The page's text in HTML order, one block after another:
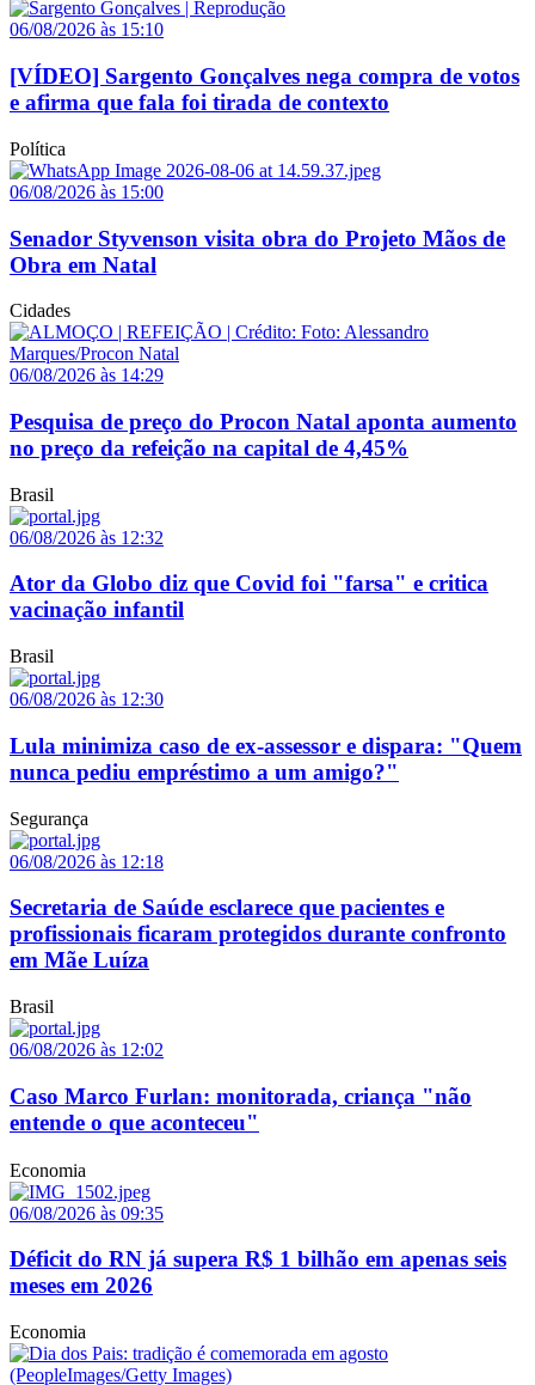
06/08/2026 às 15:10
[VÍDEO] Sargento Gonçalves nega compra de votos
e afirma que fala foi tirada de contexto
Política
06/08/2026 às 15:00
Senador Styvenson visita obra do Projeto Mãos de
Obra em Natal
Cidades
06/08/2026 às 14:29
Pesquisa de preço do Procon Natal aponta aumento
no preço da refeição na capital de 4,45%
Brasil
06/08/2026 às 12:32
Ator da Globo diz que Covid foi "farsa" e critica
vacinação infantil
Brasil
06/08/2026 às 12:30
Lula minimiza caso de ex-assessor e dispara: "Quem
nunca pediu empréstimo a um amigo?"
Segurança
06/08/2026 às 12:18
Secretaria de Saúde esclarece que pacientes e
profissionais ficaram protegidos durante confronto
em Mãe Luíza
Brasil
06/08/2026 às 12:02
Caso Marco Furlan: monitorada, criança "não
entende o que aconteceu"
Economia
06/08/2026 às 09:35
Déficit do RN já supera R$ 1 bilhão em apenas seis
meses em 2026
Economia